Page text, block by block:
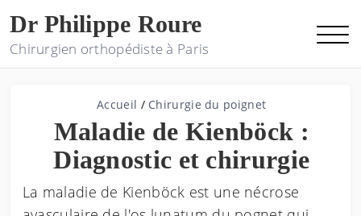
Dr Philippe Roure
Chirurgien orthopédiste à Paris
Accueil / Chirurgie du poignet
Maladie de Kienböck :
Diagnostic et chirurgie
La maladie de Kienböck est une nécrose